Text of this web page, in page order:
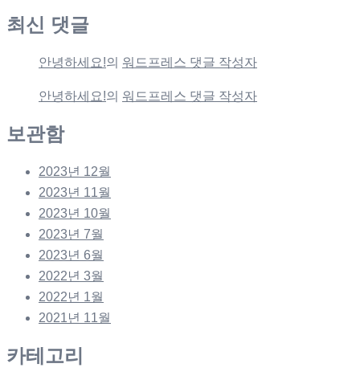
최신 댓글
안녕하세요!의 워드프레스 댓글 작성자
안녕하세요!의 워드프레스 댓글 작성자
보관함
2023년 12월
2023년 11월
2023년 10월
2023년 7월
2023년 6월
2022년 3월
2022년 1월
2021년 11월
카테고리